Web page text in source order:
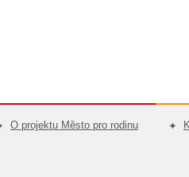
O projektu Město pro rodinu